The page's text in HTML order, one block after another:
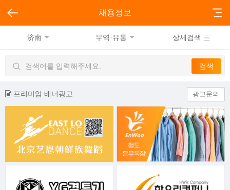
채용정보
济南 무역·유통 상세검색
프리미엄 배너광고 광고문의